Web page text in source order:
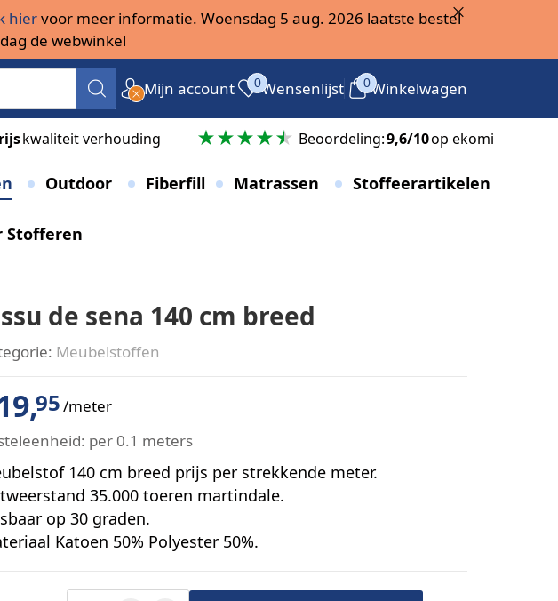
hiervoor meer informatie. Woensdag 5 aug. 2026 laatste bestel
de webwinkel
Mijn account 0Wensenlijst 0Winkelwagen
kwaliteit verhouding Beoordeling:9,6/10op ekomi
Outdoor Fiberfill Matrassen Stoffeerartikelen
Stofferen
de sena 140 cm breed
Meubelstoffen
95/meter
per 0.1 meters
140 cm breed prijs per strekkende meter.
35.000 toeren martindale.
op 30 graden.
Katoen 50% Polyester 50%.